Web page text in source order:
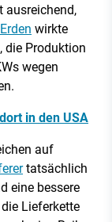
ausreichend,
wirkte
die Produktion
wegen
in den USA
auf
tatsächlich
eine bessere
Lieferkette